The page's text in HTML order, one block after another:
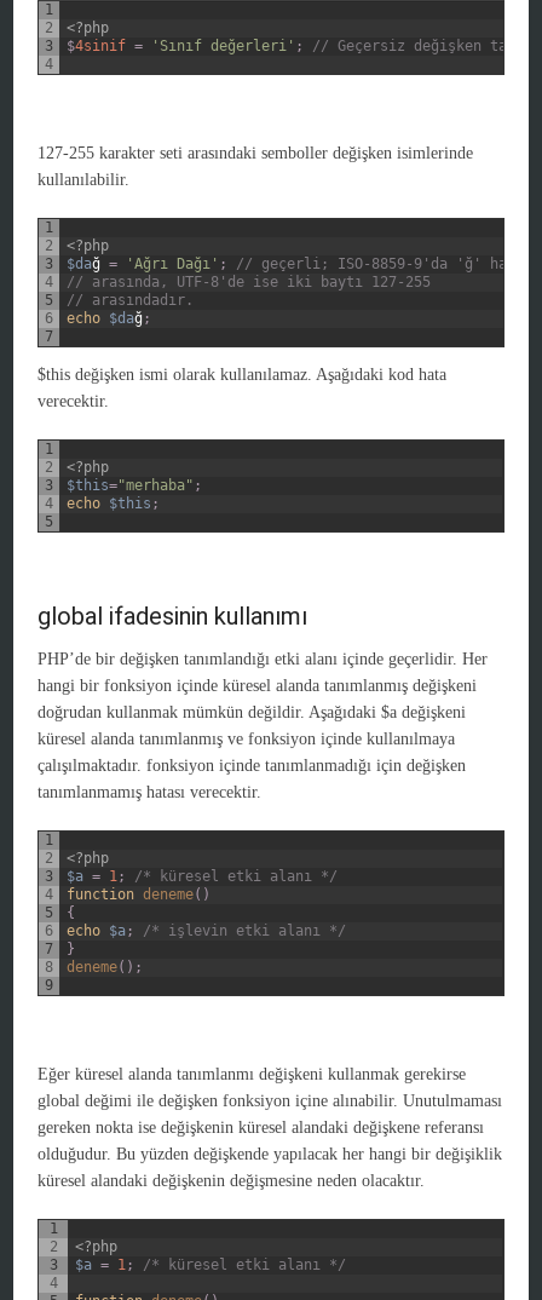
1
2
3
4
<?php
$4sinif = 'Sınıf değerleri' ; // Geçersiz değişken
127-255 karakter seti arasındaki semboller değişken isimlerinde
kullanılabilir.
1
2
3
4
5
6
7
<?php
$dağ = 'Ağrı Dağı' ;
// geçerli; ISO-8859-9'da 'ğ' harfi
// arasında, UTF-8'de ise iki baytı 127-255
// arasındadır.
echo $dağ ;
$this değişken ismi olarak kullanılamaz. Aşağıdaki kod hata
verecektir.
1
2
3
4
5
<?php
$this="merhaba" ;
echo $this ;
global ifadesinin kullanımı
PHP’de bir değişken tanımlandığı etki alanı içinde geçerlidir. Her
hangi bir fonksiyon içinde küresel alanda tanımlanmış değişkeni
doğrudan kullanmak mümkün değildir. Aşağıdaki $a değişkeni
küresel alanda tanımlanmış ve fonksiyon içinde kullanılmaya
çalışılmaktadır. fonksiyon içinde tanımlanmadığı için değişken
tanımlanmamış hatası verecektir.
1
2
3
4
5
6
7
8
9
<?php
$a = 1;
/* küresel etki alanı */
function deneme( )
{
echo $a ;
/* işlevin etki alanı */
}
deneme( ) ;
Eğer küresel alanda tanımlanmı değişkeni kullanmak gerekirse
global değimi ile değişken fonksiyon içine alınabilir. Unutulmaması
gereken nokta ise değişkenin küresel alandaki değişkene referansı
olduğudur. Bu yüzden değişkende yapılacak her hangi bir değişiklik
küresel alandaki değişkenin değişmesine neden olacaktır.
1
2
3
4
<?php
$a = 1; /* küresel etki alanı */